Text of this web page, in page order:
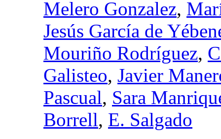
Melero Gonzalez,
Jesús García de
Mouriño Rodríguez,
Galisteo, Javier
Pascual, Sara
Borrell, E. Salgado